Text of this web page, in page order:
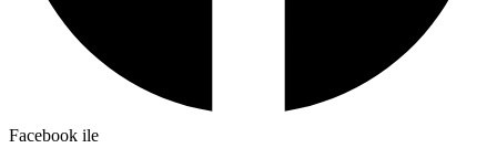
Facebook ile